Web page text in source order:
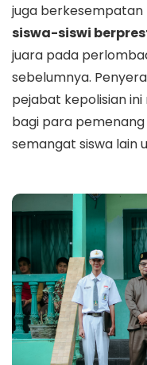
juga
siswa-siswi
juara pada
sebelumnya.
pejabat kepolisian
bagi para
semangat siswa lain